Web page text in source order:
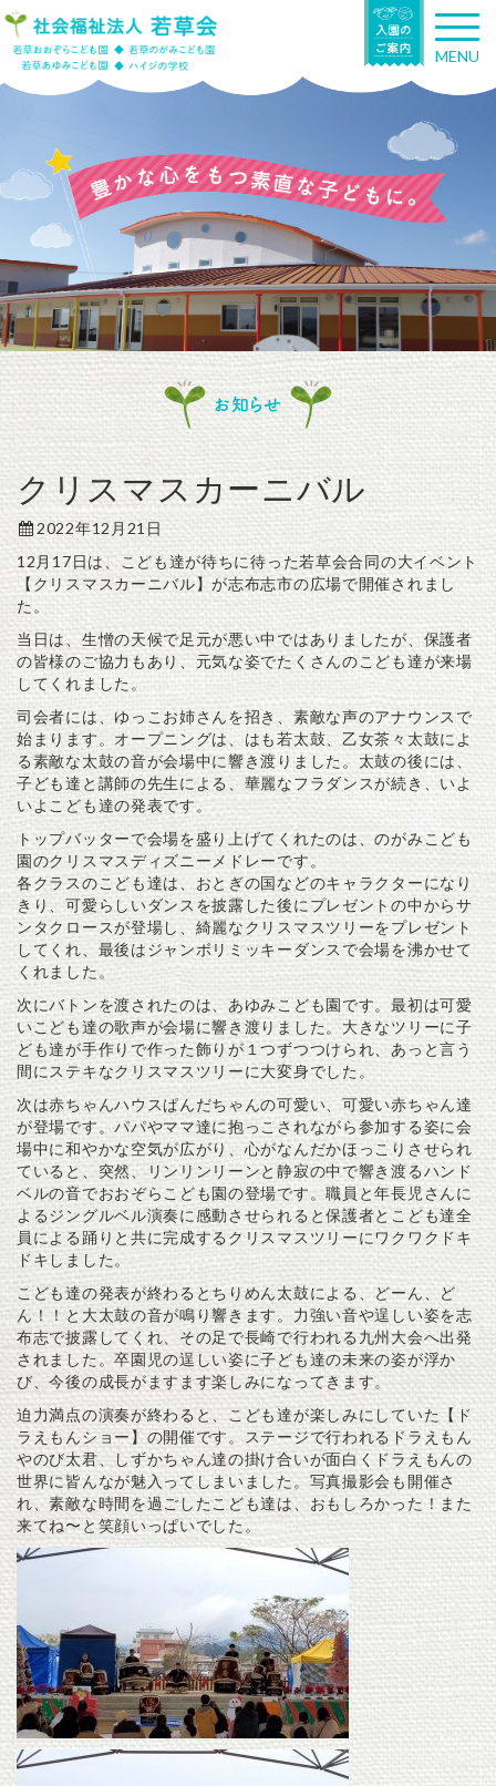
T
o
g
n
g
a
t
n
MENU
お知らせ
クリスマスカーニバル
2022年12月21日
12月17日は、こども達が待ちに待った若草会合同の大イベント
【クリスマスカーニバル】が志布志市の広場で開催されまし
た。
当日は、生憎の天候で足元が悪い中ではありましたが、保護者
の皆様のご協力もあり、元気な姿でたくさんのこども達が来場
してくれました。
司会者には、ゆっこお姉さんを招き、素敵な声のアナウンスで
始まります。オープニングは、はも若太鼓、乙女茶々太鼓によ
る素敵な太鼓の音が会場中に響き渡りました。太鼓の後には、
子ども達と講師の先生による、華麗なフラダンスが続き、いよ
いよこども達の発表です。
トップバッターで会場を盛り上げてくれたのは、のがみこども
園のクリスマスディズニーメドレーです。
各クラスのこども達は、おとぎの国などのキャラクターになり
きり、可愛らしいダンスを披露した後にプレゼントの中からサ
ンタクロースが登場し、綺麗なクリスマスツリーをプレゼント
してくれ、最後はジャンボリミッキーダンスで会場を沸かせて
くれました。
次にバトンを渡されたのは、あゆみこども園です。最初は可愛
いこども達の歌声が会場に響き渡りました。大きなツリーに子
ども達が手作りで作った飾りが１つずつつけられ、あっと言う
間にステキなクリスマスツリーに大変身でした。
次は赤ちゃんハウスぱんだちゃんの可愛い、可愛い赤ちゃん達
が登場です。パパやママ達に抱っこされながら参加する姿に会
場中に和やかな空気が広がり、心がなんだかほっこりさせられ
ていると、突然、リンリンリーンと静寂の中で響き渡るハンド
ベルの音でおおぞらこども園の登場です。職員と年長児さんに
よるジングルベル演奏に感動させられると保護者とこども達全
員による踊りと共に完成するクリスマスツリーにワクワクドキ
ドキしました。
こども達の発表が終わるとちりめん太鼓による、どーん、ど
ん！！と大太鼓の音が鳴り響きます。力強い音や逞しい姿を志
布志で披露してくれ、その足で長崎で行われる九州大会へ出発
されました。卒園児の逞しい姿に子ども達の未来の姿が浮か
び、今後の成長がますます楽しみになってきます。
迫力満点の演奏が終わると、こども達が楽しみにしていた【ド
ラえもんショー】の開催です。ステージで行われるドラえもん
やのび太君、しずかちゃん達の掛け合いが面白くドラえもんの
世界に皆んなが魅入ってしまいました。写真撮影会も開催さ
れ、素敵な時間を過ごしたこども達は、おもしろかった！また
来てね〜と笑顔いっぱいでした。